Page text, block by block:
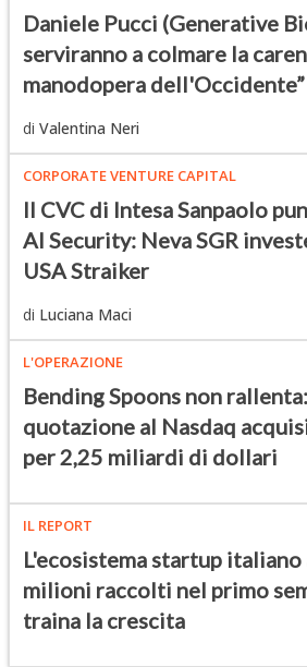
Daniele Pucci (Generative
serviranno a colmare la
manodopera dell'Occidente”
di Valentina Neri
CORPORATE VENTURE CAPITAL
Il CVC di Intesa Sanpaolo
AI Security: Neva SGR
USA Straiker
di Luciana Maci
L'OPERAZIONE
Bending Spoons non
quotazione al Nasdaq
per 2,25 miliardi di dollari
IL REPORT
L'ecosistema startup
milioni raccolti nel primo
traina la crescita